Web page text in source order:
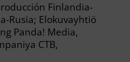
Finlandia-
Rusia; Elokuvayhtiö
Panda! Media,
CTB,